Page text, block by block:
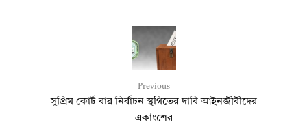
Previous
সুপ্রিম কোর্ট বার নির্বাচন স্থগিতের দাবি আইনজীবীদের
একাংশের